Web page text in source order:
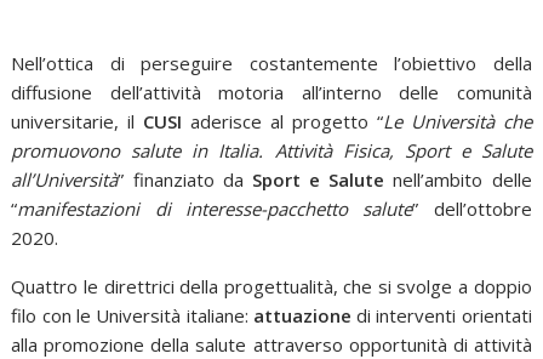
Nell’ottica di perseguire costantemente l’obiettivo della
diffusione dell’attività motoria all’interno delle comunità
universitarie, il CUSI aderisce al progetto “Le Università che
promuovono salute in Italia. Attività Fisica, Sport e Salute
all’Università” finanziato da Sport e Salute nell’ambito delle
“manifestazioni di interesse-pacchetto salute” dell’ottobre
2020.
Quattro le direttrici della progettualità, che si svolge a doppio
filo con le Università italiane: attuazione di interventi orientati
alla promozione della salute attraverso opportunità di attività